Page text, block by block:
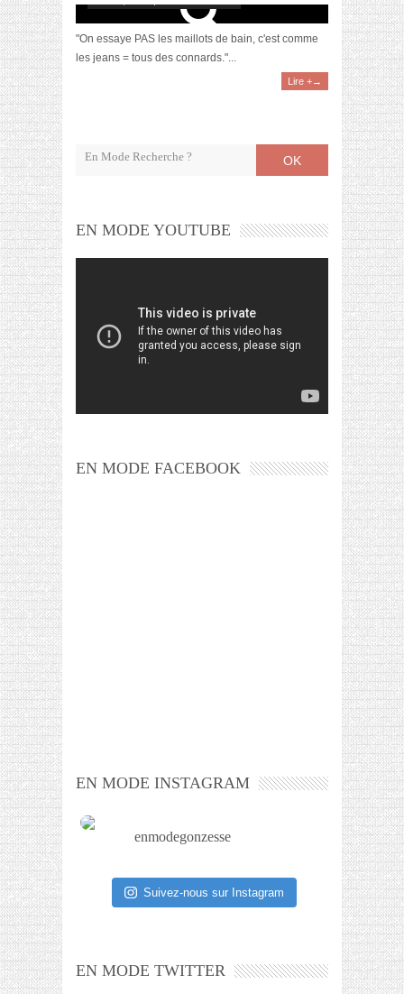
"On essaye PAS les maillots de bain, c'est comme
les jeans = tous des connards."...
Lire +→
OK
EN MODE YOUTUBE
EN MODE FACEBOOK
EN MODE INSTAGRAM
enmodegonzesse
Suivez-nous sur Instagram
EN MODE TWITTER